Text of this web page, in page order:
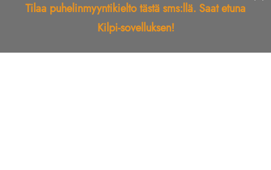
Tilaa puhelinmyyntikielto tästä sms:llä. Saat etuna
Kilpi-sovelluksen!